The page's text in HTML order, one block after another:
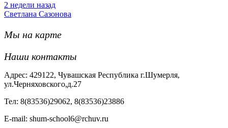
2 недели назад
Светлана Сазонова
Мы на карте
Наши контакты
Адрес: 429122, Чувашская Республика г.Шумерля,
ул.Черняховского,д.27
Тел: 8(83536)29062, 8(83536)23886
Е-mail: shum-school6@rchuv.ru